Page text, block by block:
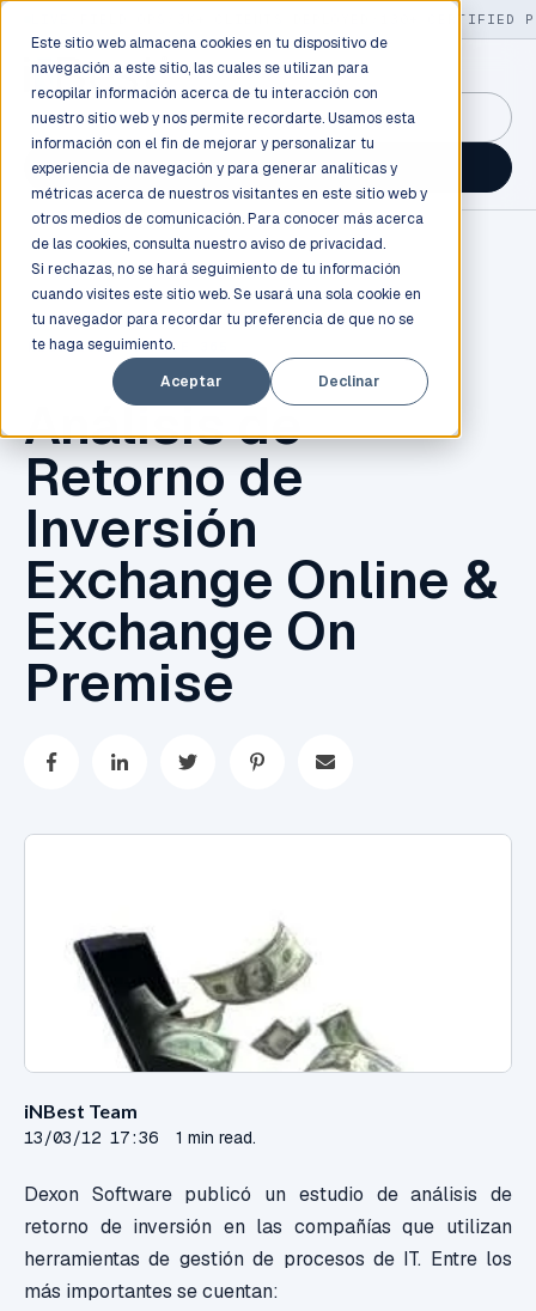
Este sitio web almacena cookies en tu dispositivo de
navegación a este sitio, las cuales se utilizan para
recopilar información acerca de tu interacción con
nuestro sitio web y nos permite recordarte. Usamos esta
información con el fin de mejorar y personalizar tu
experiencia de navegación y para generar analíticas y
métricas acerca de nuestros visitantes en este sitio web y
otros medios de comunicación. Para conocer más acerca
de las cookies, consulta nuestro aviso de privacidad.
Si rechazas, no se hará seguimiento de tu información
cuando visites este sitio web. Se usará una sola cookie en
tu navegador para recordar tu preferencia de que no se
te haga seguimiento.
Aceptar
Declinar
130+ CERTIFIED
GuidancePlex →
Talk to an engineer →
NEGOCIOS , OFFICE 365
Análisis de
Retorno de
Inversión
Exchange Online &
Exchange On
Premise
iNBest Team
13/03/12 17:36 1 min read.
Dexon Software publicó un estudio de análisis de
retorno de inversión en las compañías que utilizan
herramientas de gestión de procesos de IT. Entre los
más importantes se cuentan: